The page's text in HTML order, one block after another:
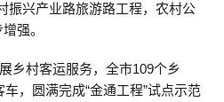
振兴产业路旅游路工程，农村公
强。
乡村客运服务，全市109个乡
，圆满完成“金通工程”试点示范